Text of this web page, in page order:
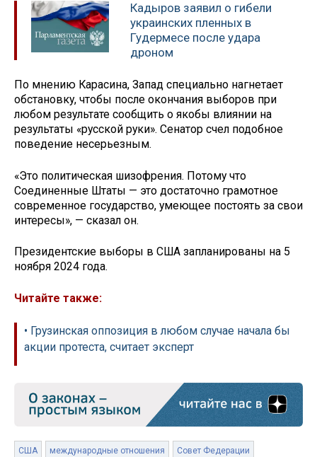
Кадыров заявил о гибели
украинских пленных в
Гудермесе после удара
дроном
По мнению Карасина, Запад специально нагнетает
обстановку, чтобы после окончания выборов при
любом результате сообщить о якобы влиянии на
результаты «русской руки». Сенатор счел подобное
поведение несерьезным.
«Это политическая шизофрения. Потому что
Соединенные Штаты — это достаточно грамотное
современное государство, умеющее постоять за свои
интересы», — сказал он.
Президентские выборы в США запланированы на 5
ноября 2024 года.
Читайте также:
• Грузинская оппозиция в любом случае начала бы
акции протеста, считает эксперт
США международные отношения Совет Федерации